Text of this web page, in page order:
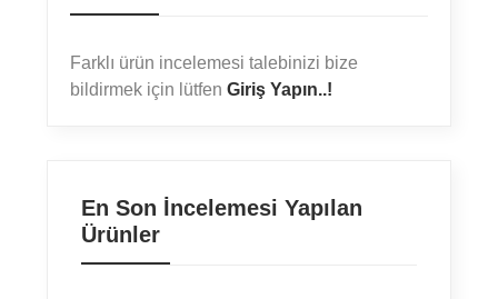
Farklı ürün incelemesi talebinizi bize
bildirmek için lütfen Giriş Yapın..!
En Son İncelemesi Yapılan
Ürünler